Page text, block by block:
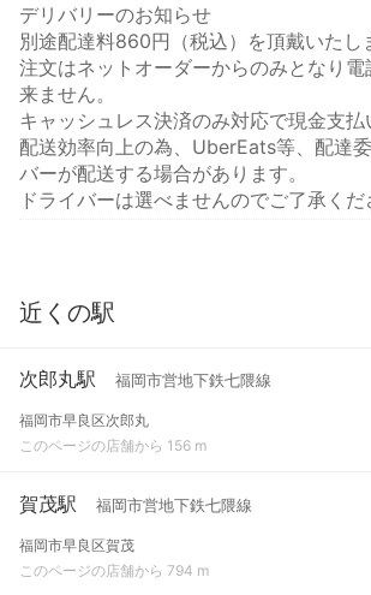
デリバリーのお知らせ
別途配達料860円（税込）を頂戴いたし
注文はネットオーダーからのみとなり電
来ません。
キャッシュレス決済のみ対応で現金支払
配送効率向上の為、UberEats等、配達
バーが配送する場合があります。
ドライバーは選べませんのでご了承くだ
近くの駅
次郎丸駅 福岡市営地下鉄七隈線
福岡市早良区次郎丸
このページの店舗から 156 m
賀茂駅 福岡市営地下鉄七隈線
福岡市早良区賀茂
このページの店舗から 794 m